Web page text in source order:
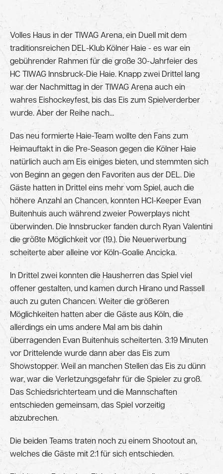
Volles Haus in der TIWAG Arena, ein Duell mit dem
traditionsreichen DEL-Klub Kölner Haie - es war ein
gebührender Rahmen für die große 30-Jahrfeier des
HC TIWAG Innsbruck-Die Haie. Knapp zwei Drittel lang
war der Nachmittag in der TIWAG Arena auch ein
wahres Eishockeyfest, bis das Eis zum Spielverderber
wurde. Aber der Reihe nach...
Das neu formierte Haie-Team wollte den Fans zum
Heimauftakt in die Pre-Season gegen die Kölner Haie
natürlich auch am Eis einiges bieten, und stemmten sich
von Beginn an gegen den Favoriten aus der DEL. Die
Gäste hatten in Drittel eins mehr vom Spiel, auch die
höhere Anzahl an Chancen, konnten HCI-Keeper Evan
Buitenhuis auch während zweier Powerplays nicht
überwinden. Die Innsbrucker fanden durch Ryan Valentini
die größte Möglichkeit vor (19.). Die Neuerwerbung
scheiterte aber alleine vor Köln-Goalie Ancicka.
In Drittel zwei konnten die Hausherren das Spiel viel
offener gestalten, und kamen durch Hirano und Rassell
auch zu guten Chancen. Weiter die größeren
Möglichkeiten hatten aber die Gäste aus Köln, die
allerdings ein ums andere Mal am bis dahin
überragenden Evan Buitenhuis scheiterten. 3:19 Minuten
vor Drittelende wurde dann aber das Eis zum
Showstopper. Weil an manchen Stellen das Eis zu dünn
war, war die Verletzungsgefahr für die Spieler zu groß.
Das Schiedsrichterteam und die Mannschaften
entschieden gemeinsam, das Spiel vorzeitig
abzubrechen.
Die beiden Teams traten noch zu einem Shootout an,
welches die Gäste mit 2:1 für sich entschieden.